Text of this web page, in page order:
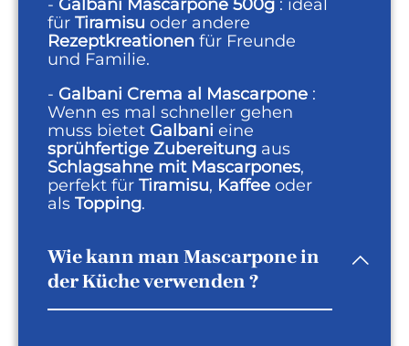
- Galbani Mascarpone 500g : ideal
für Tiramisu oder andere
Rezeptkreationen für Freunde
und Familie.
- Galbani Crema al Mascarpone :
Wenn es mal schneller gehen
muss bietet Galbani eine
sprühfertige Zubereitung aus
Schlagsahne mit Mascarpones,
perfekt für Tiramisu, Kaffee oder
als Topping.
Wie kann man Mascarpone in
der Küche verwenden ?